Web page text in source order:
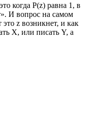
когда P(z) равна 1, в
И вопрос на самом
это z возникнет, и как
X, или писать Y, а